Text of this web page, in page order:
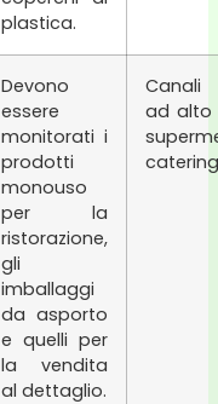
plastica.
Devono
essere
monitorati i
prodotti
monouso
per la
ristorazione,
gli
imballaggi
da asporto
e quelli per
la vendita
al dettaglio.
Canali
ad alto